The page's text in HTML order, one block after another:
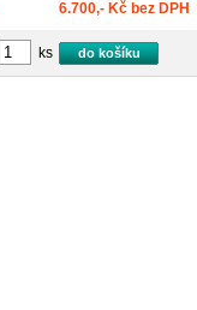
6.700,- Kč bez DPH
ks do košíku